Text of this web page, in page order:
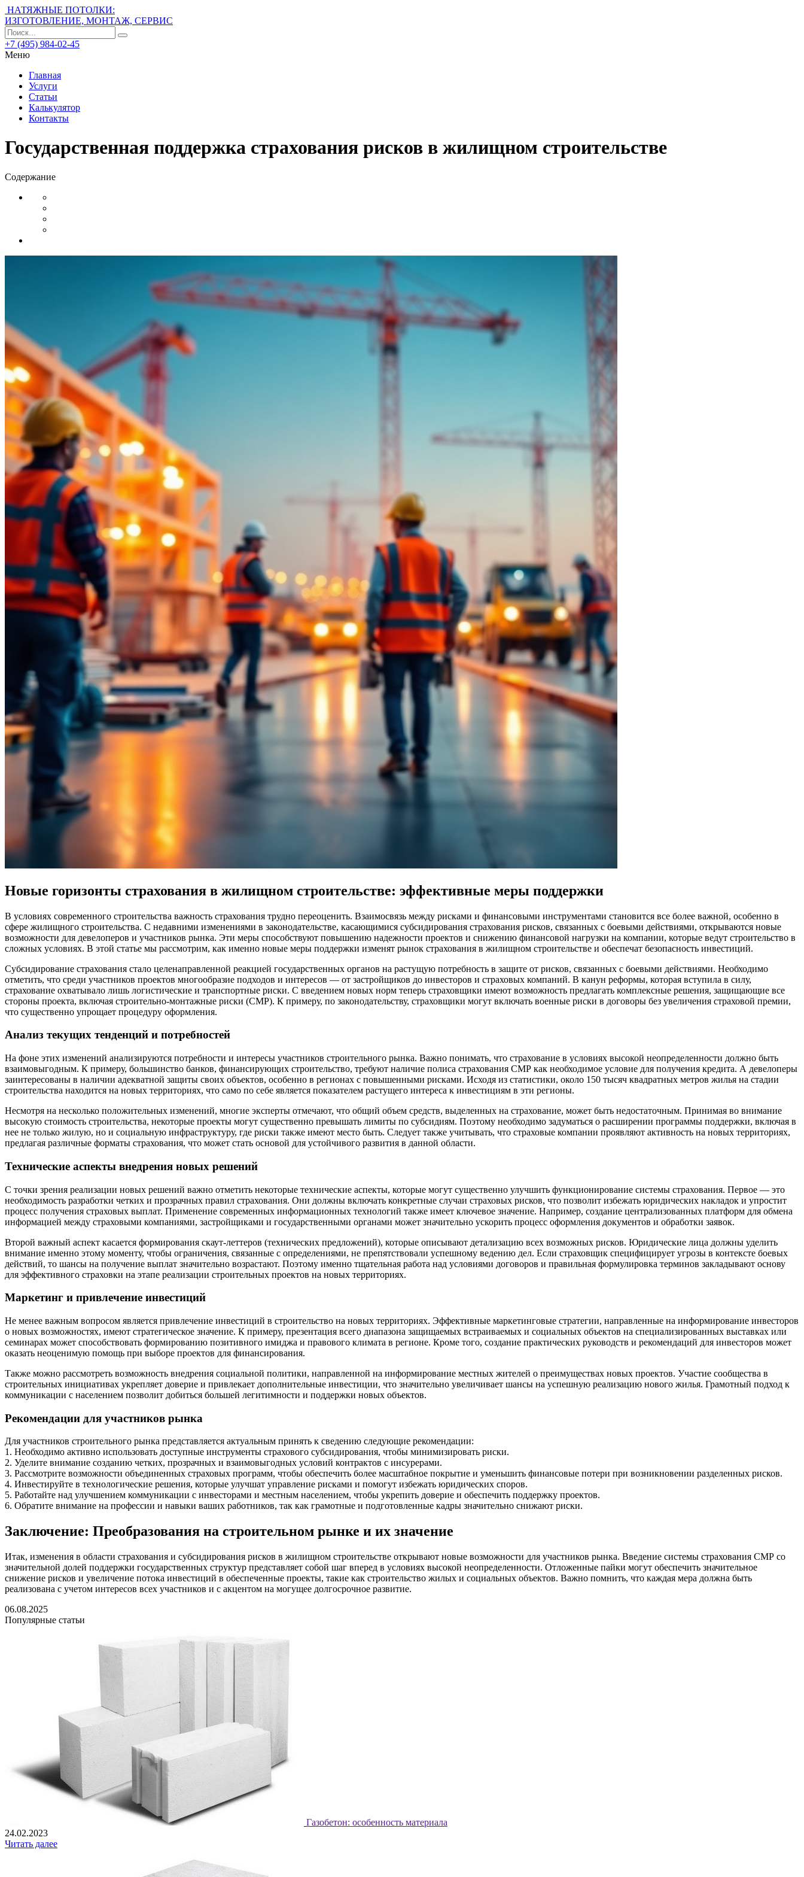
НАТЯЖНЫЕ ПОТОЛКИ:
ИЗГОТОВЛЕНИЕ, МОНТАЖ, СЕРВИС
+7 (495) 984-02-45
Меню
Главная
Услуги
Статьи
Калькулятор
Контакты
Государственная поддержка страхования рисков в жилищном строительстве
Содержание
Новые горизонты страхования в жилищном строительстве: эффективные меры поддержки
В условиях современного строительства важность страхования трудно переоценить. Взаимосвязь между рисками и финансовыми инструментами становится все более важной, особенно в
сфере жилищного строительства. С недавними изменениями в законодательстве, касающимися субсидирования страхования рисков, связанных с боевыми действиями, открываются новые
возможности для девелоперов и участников рынка. Эти меры способствуют повышению надежности проектов и снижению финансовой нагрузки на компании, которые ведут строительство в
сложных условиях. В этой статье мы рассмотрим, как именно новые меры поддержки изменят рынок страхования в жилищном строительстве и обеспечат безопасность инвестиций.
Субсидирование страхования стало целенаправленной реакцией государственных органов на растущую потребность в защите от рисков, связанных с боевыми действиями. Необходимо
отметить, что среди участников проектов многообразие подходов и интересов — от застройщиков до инвесторов и страховых компаний. В канун реформы, которая вступила в силу,
страхование охватывало лишь логистические и транспортные риски. С введением новых норм теперь страховщики имеют возможность предлагать комплексные решения, защищающие все
стороны проекта, включая строительно-монтажные риски (СМР). К примеру, по законодательству, страховщики могут включать военные риски в договоры без увеличения страховой премии,
что существенно упрощает процедуру оформления.
Анализ текущих тенденций и потребностей
На фоне этих изменений анализируются потребности и интересы участников строительного рынка. Важно понимать, что страхование в условиях высокой неопределенности должно быть
взаимовыгодным. К примеру, большинство банков, финансирующих строительство, требуют наличие полиса страхования СМР как необходимое условие для получения кредита. А девелоперы
заинтересованы в наличии адекватной защиты своих объектов, особенно в регионах с повышенными рисками. Исходя из статистики, около 150 тысяч квадратных метров жилья на стадии
строительства находится на новых территориях, что само по себе является показателем растущего интереса к инвестициям в эти регионы.
Несмотря на несколько положительных изменений, многие эксперты отмечают, что общий объем средств, выделенных на страхование, может быть недостаточным. Принимая во внимание
высокую стоимость строительства, некоторые проекты могут существенно превышать лимиты по субсидиям. Поэтому необходимо задуматься о расширении программы поддержки, включая в
нее не только жилую, но и социальную инфраструктуру, где риски также имеют место быть. Следует также учитывать, что страховые компании проявляют активность на новых территориях,
предлагая различные форматы страхования, что может стать основой для устойчивого развития в данной области.
Технические аспекты внедрения новых решений
С точки зрения реализации новых решений важно отметить некоторые технические аспекты, которые могут существенно улучшить функционирование системы страхования. Первое — это
необходимость разработки четких и прозрачных правил страхования. Они должны включать конкретные случаи страховых рисков, что позволит избежать юридических накладок и упростит
процесс получения страховых выплат. Применение современных информационных технологий также имеет ключевое значение. Например, создание централизованных платформ для обмена
информацией между страховыми компаниями, застройщиками и государственными органами может значительно ускорить процесс оформления документов и обработки заявок.
Второй важный аспект касается формирования скаут-леттеров (технических предложений), которые описывают детализацию всех возможных рисков. Юридические лица должны уделить
внимание именно этому моменту, чтобы ограничения, связанные с определениями, не препятствовали успешному ведению дел. Если страховщик специфицирует угрозы в контексте боевых
действий, то шансы на получение выплат значительно возрастают. Поэтому именно тщательная работа над условиями договоров и правильная формулировка терминов закладывают основу
для эффективного страховки на этапе реализации строительных проектов на новых территориях.
Маркетинг и привлечение инвестиций
Не менее важным вопросом является привлечение инвестиций в строительство на новых территориях. Эффективные маркетинговые стратегии, направленные на информирование инвесторов
о новых возможностях, имеют стратегическое значение. К примеру, презентация всего диапазона защищаемых встраиваемых и социальных объектов на специализированных выставках или
семинарах может способствовать формированию позитивного имиджа и правового климата в регионе. Кроме того, создание практических руководств и рекомендаций для инвесторов может
оказать неоценимую помощь при выборе проектов для финансирования.
Также можно рассмотреть возможность внедрения социальной политики, направленной на информирование местных жителей о преимуществах новых проектов. Участие сообщества в
строительных инициативах укрепляет доверие и привлекает дополнительные инвестиции, что значительно увеличивает шансы на успешную реализацию нового жилья. Грамотный подход к
коммуникации с населением позволит добиться большей легитимности и поддержки новых объектов.
Рекомендации для участников рынка
Для участников строительного рынка представляется актуальным принять к сведению следующие рекомендации:
1. Необходимо активно использовать доступные инструменты страхового субсидирования, чтобы минимизировать риски.
2. Уделите внимание созданию четких, прозрачных и взаимовыгодных условий контрактов с инсурерами.
3. Рассмотрите возможности объединенных страховых программ, чтобы обеспечить более масштабное покрытие и уменьшить финансовые потери при возникновении разделенных рисков.
4. Инвестируйте в технологические решения, которые улучшат управление рисками и помогут избежать юридических споров.
5. Работайте над улучшением коммуникации с инвесторами и местным населением, чтобы укрепить доверие и обеспечить поддержку проектов.
6. Обратите внимание на профессии и навыки ваших работников, так как грамотные и подготовленные кадры значительно снижают риски.
Заключение: Преобразования на строительном рынке и их значение
Итак, изменения в области страхования и субсидирования рисков в жилищном строительстве открывают новые возможности для участников рынка. Введение системы страхования СМР со
значительной долей поддержки государственных структур представляет собой шаг вперед в условиях высокой неопределенности. Отложенные пайки могут обеспечить значительное
снижение рисков и увеличение потока инвестиций в обеспеченные проекты, такие как строительство жилых и социальных объектов. Важно помнить, что каждая мера должна быть
реализована с учетом интересов всех участников и с акцентом на могущее долгосрочное развитие.
06.08.2025
Популярные статьи
Газобетон: особенность материала
24.02.2023
Читать далее